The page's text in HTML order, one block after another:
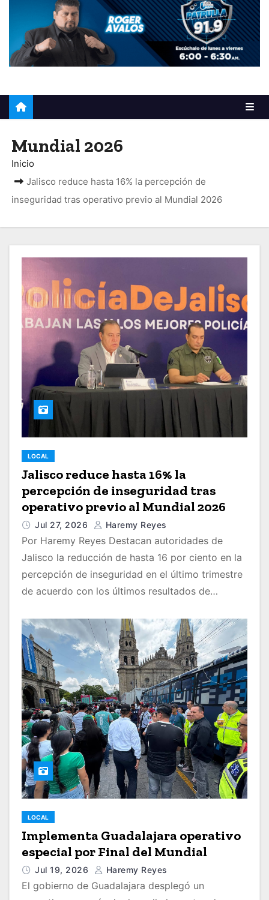
Mundial 2026
Inicio
Jalisco reduce hasta 16% la percepción de
inseguridad tras operativo previo al Mundial 2026
LOCAL
Jalisco reduce hasta 16% la
percepción de inseguridad tras
operativo previo al Mundial 2026
Jul 27, 2026 Haremy Reyes
Por Haremy Reyes Destacan autoridades de
Jalisco la reducción de hasta 16 por ciento en la
percepción de inseguridad en el último trimestre
de acuerdo con los últimos resultados de…
LOCAL
Implementa Guadalajara operativo
especial por Final del Mundial
Jul 19, 2026 Haremy Reyes
El gobierno de Guadalajara desplegó un